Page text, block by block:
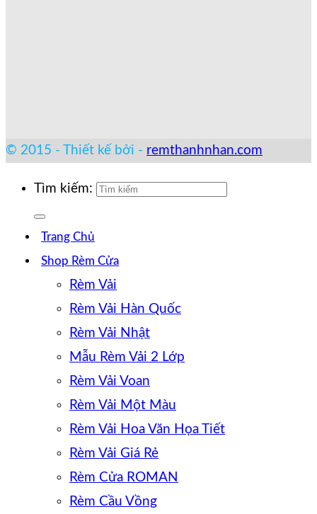
© 2015 - Thiết kế bởi - remthanhnhan.com
Tìm kiếm:
Trang Chủ
Shop Rèm Cửa
Rèm Vải
Rèm Vải Hàn Quốc
Rèm Vải Nhật
Mẫu Rèm Vải 2 Lớp
Rèm Vải Voan
Rèm Vải Một Màu
Rèm Vải Hoa Văn Họa Tiết
Rèm Vải Giá Rẻ
Rèm Cửa ROMAN
Rèm Cầu Vồng